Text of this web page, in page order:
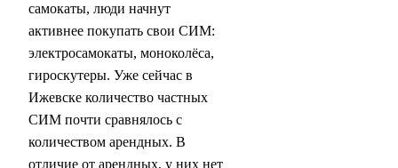
самокаты, люди начнут
активнее покупать свои СИМ:
электросамокаты, моноколёса,
гироскутеры. Уже сейчас в
Ижевске количество частных
СИМ почти сравнялось с
количеством арендных. В
отличие от арендных, у них нет